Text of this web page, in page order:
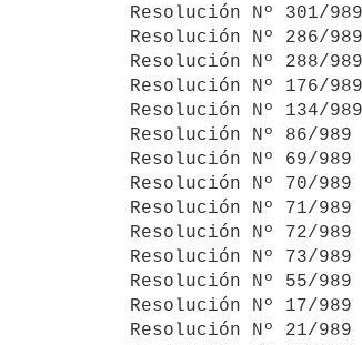
Resolución Nº 301/
Resolución Nº 286/
Resolución Nº 288/
Resolución Nº 176/
Resolución Nº 134/
Resolución Nº 86/
Resolución Nº 69/
Resolución Nº 70/
Resolución Nº 71/
Resolución Nº 72/
Resolución Nº 73/
Resolución Nº 55/
Resolución Nº 17/
Resolución Nº 21/